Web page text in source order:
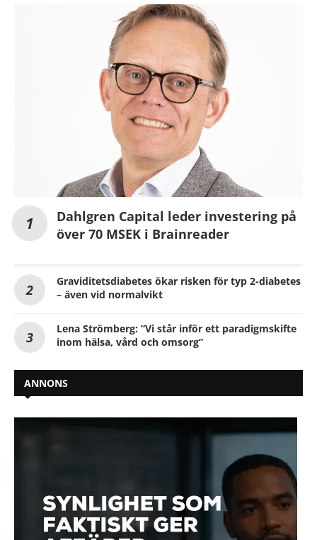
Dahlgren Capital leder investering på
över 70 MSEK i Brainreader
Graviditetsdiabetes ökar risken för typ 2-diabetes
– även vid normalvikt
Lena Strömberg: ”Vi står inför ett paradigmskifte
inom hälsa, vård och omsorg”
ANNONS